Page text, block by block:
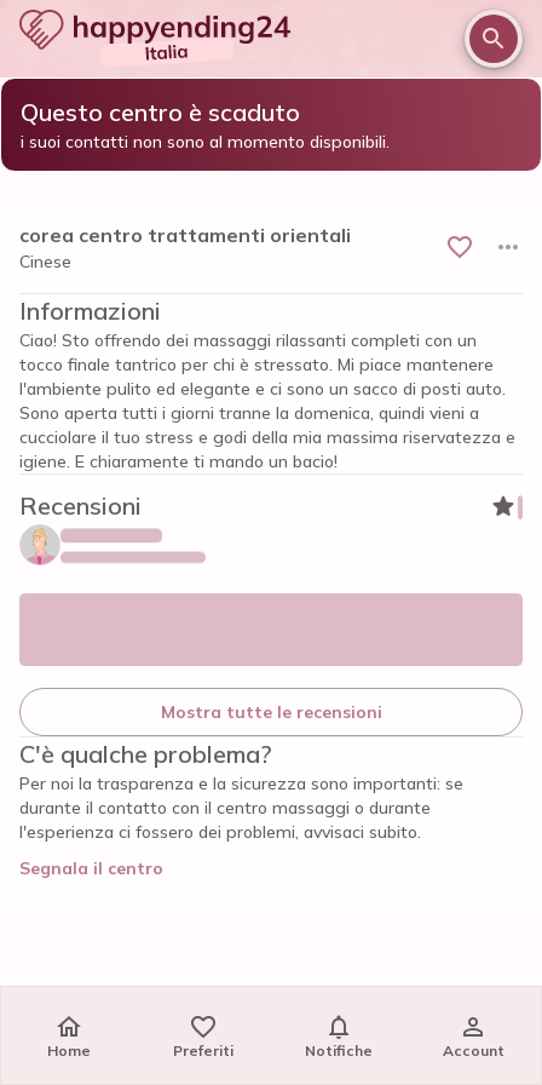
Home / Bergamo e provincia / Dalmine
corea centro trattamenti orientali
Questo centro è scaduto
i suoi contatti non sono al momento disponibili.
corea centro trattamenti orientali
Cinese
Informazioni
Ciao! Sto offrendo dei massaggi rilassanti completi con un
tocco finale tantrico per chi è stressato. Mi piace mantenere
l'ambiente pulito ed elegante e ci sono un sacco di posti auto.
Sono aperta tutti i giorni tranne la domenica, quindi vieni a
cucciolare il tuo stress e godi della mia massima riservatezza e
igiene. E chiaramente ti mando un bacio!
Recensioni
Mostra tutte le recensioni
C'è qualche problema?
Per noi la trasparenza e la sicurezza sono importanti: se
durante il contatto con il centro massaggi o durante
l'esperienza ci fossero dei problemi, avvisaci subito.
Segnala il centro
Home Preferiti Notifiche Account
Home Preferiti Notifiche Account